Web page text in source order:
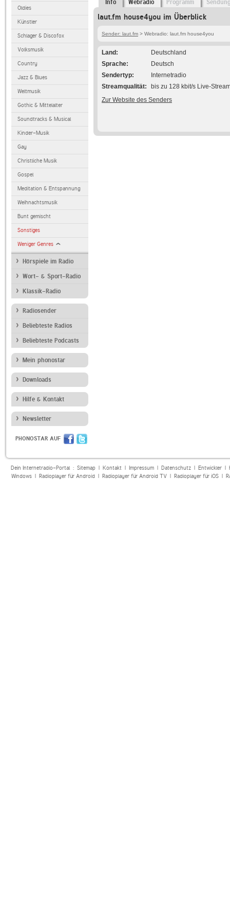
Oldies
Künstler
Schlager & Discofox
Volksmusik
Country
Jazz & Blues
Weltmusik
Gothic & Mittelalter
Soundtracks & Musical
Kinder-Musik
Gay
Christliche Musik
Gospel
Meditation & Entspannung
Weihnachtsmusik
Bunt gemischt
Sonstiges
Weniger Genres
Hörspiele im Radio
Wort- & Sport-Radio
Klassik-Radio
Radiosender
Beliebteste Radios
Beliebteste Podcasts
Mein phonostar
Downloads
Hilfe & Kontakt
Newsletter
PHONOSTAR AUF
Info Webradio Programm
laut.fm house4you im Überblick
Sender: laut.fm > Webradio: laut.fm house4you
Land
Deutschland
Sprache
Deutsch
Sendertyp
Internetradio
Streamqualität
bis zu 128 kbit/s Live-
Zur Website des Senders
Dein Internetradio-Portal : Sitemap| Kontakt| Impressum| Datenschutz| Entwickler|
Windows| Radioplayer für Android| Radioplayer für Android TV| Radioplayer für iOS|